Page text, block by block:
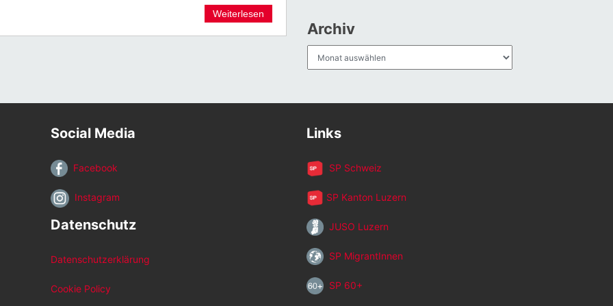
Weiterlesen
Archiv
Social Media
Facebook
Instagram
Datenschutz
Datenschutzerklärung
Cookie Policy
Links
SP Schweiz
SP Kanton Luzern
JUSO Luzern
SP MigrantInnen
SP 60+